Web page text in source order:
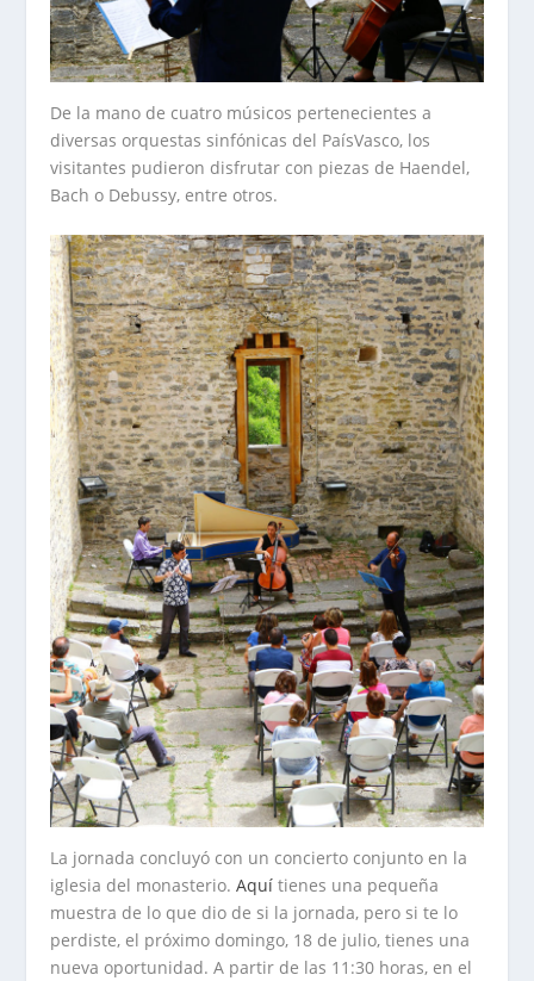
De la mano de cuatro músicos pertenecientes a
diversas orquestas sinfónicas del PaísVasco, los
visitantes pudieron disfrutar con piezas de Haendel,
Bach o Debussy, entre otros.
La jornada concluyó con un concierto conjunto en la
iglesia del monasterio.Aquí tienes una pequeña
muestra de lo que dio de si la jornada, pero si te lo
perdiste, el próximo domingo, 18 de julio, tienes una
nueva oportunidad. A partir de las 11:30 horas, en el